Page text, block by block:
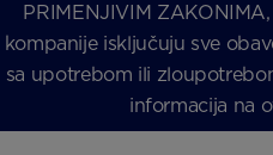
PRIMENJIVIM
kompanije isključuju sve
sa upotrebom ili
informacija na